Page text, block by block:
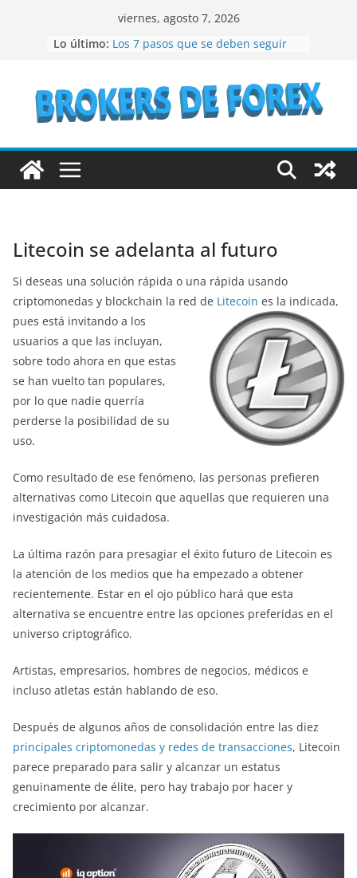
viernes, agosto 7, 2026
Lo último: Los 7 pasos que se deben seguir
¿Vale la pena considerar la
inversión en acciones de IBM en el
año 2023?
invertir en bonos del Estado
Recomendaciones a seguir si se
quiere especular en bolsa
Litecoin se adelanta al futuro
Si deseas una solución rápida o una rápida usando
criptomonedas y blockchain la red de Litecoin es la indicada,
pues está invitando a los
usuarios a que las incluyan,
sobre todo ahora en que estas
se han vuelto tan populares,
por lo que nadie querría
perderse la posibilidad de su
uso.
Como resultado de ese fenómeno, las personas prefieren
alternativas como Litecoin que aquellas que requieren una
investigación más cuidadosa.
La última razón para presagiar el éxito futuro de Litecoin es
la atención de los medios que ha empezado a obtener
recientemente. Estar en el ojo público hará que esta
alternativa se encuentre entre las opciones preferidas en el
universo criptográfico.
Artistas, empresarios, hombres de negocios, médicos e
incluso atletas están hablando de eso.
Después de algunos años de consolidación entre las diez
principales criptomonedas y redes de transacciones, Litecoin
parece preparado para salir y alcanzar un estatus
genuinamente de élite, pero hay trabajo por hacer y
crecimiento por alcanzar.